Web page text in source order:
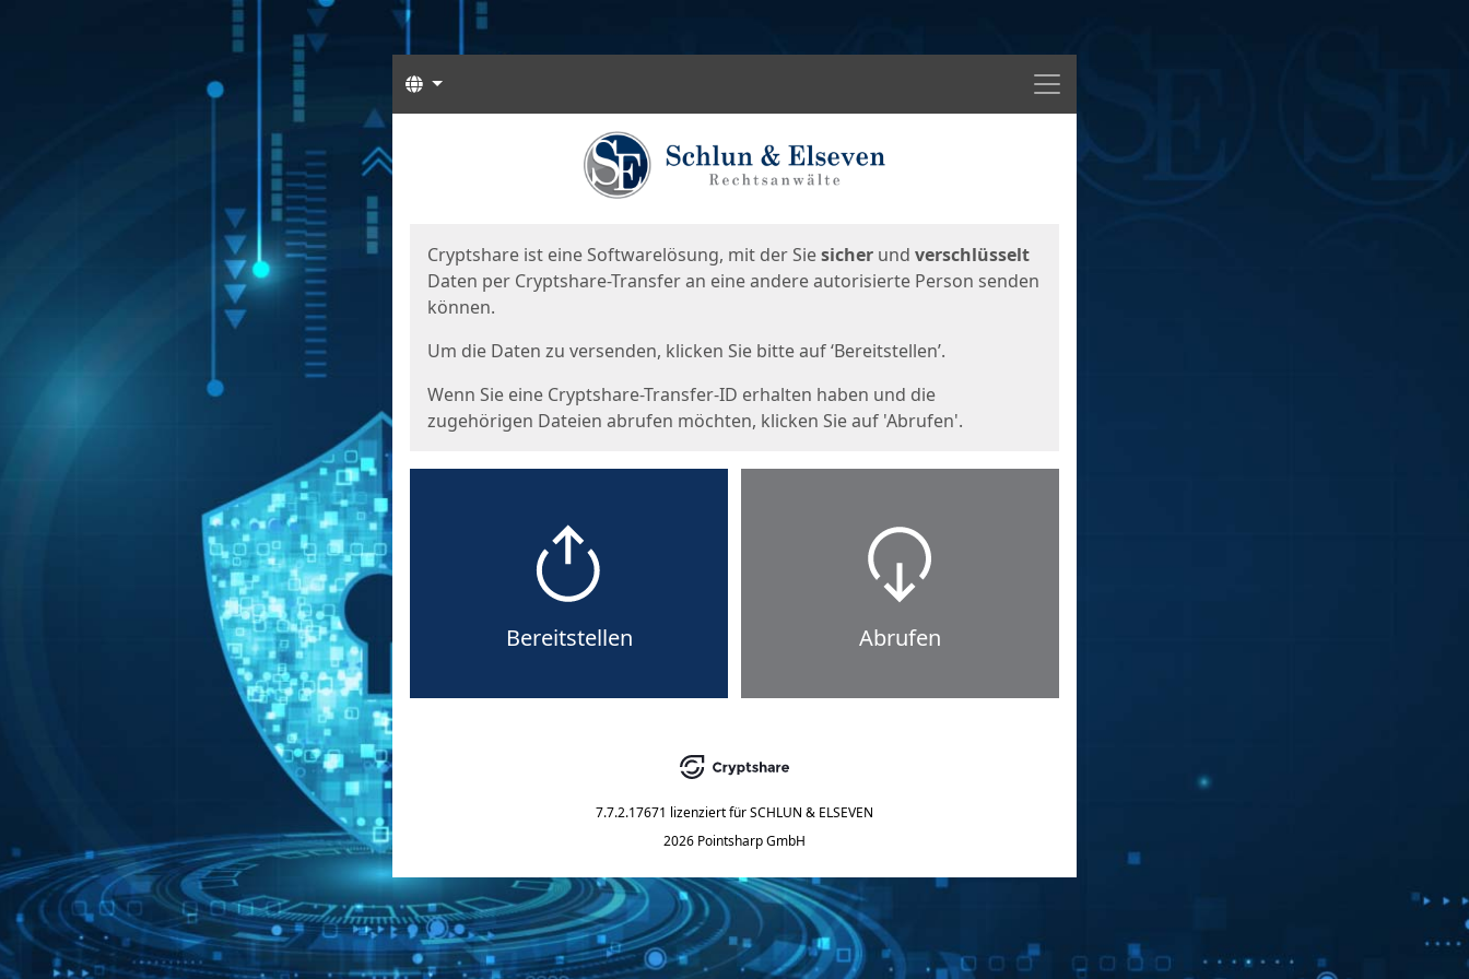
Menü
Sprachen
Cryptshare ist eine Softwarelösung, mit der Siesicher und verschlüsselt
Daten per Cryptshare-Transfer an eine andere autorisierte Person senden
können.
Um die Daten zu versenden, klicken Sie bitte auf ‘Bereitstellen’.
Wenn Sie eine Cryptshare-Transfer-ID erhalten haben und die
zugehörigen Dateien abrufen möchten, klicken Sie auf 'Abrufen'.
Bereitstellen Abrufen
7.7.2.17671 lizenziert fürSCHLUN & ELSEVEN
2026 Pointsharp GmbH